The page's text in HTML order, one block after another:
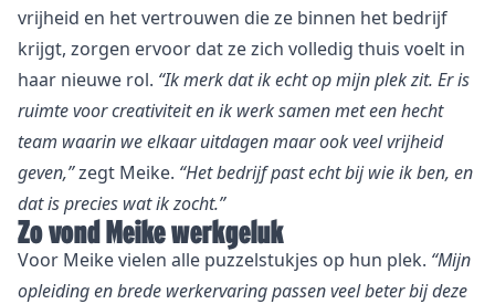
vrijheid en het vertrouwen die ze binnen het bedrijf
krijgt, zorgen ervoor dat ze zich volledig thuis voelt in
haar nieuwe rol. “Ik merk dat ik echt op mijn plek zit. Er is
ruimte voor creativiteit en ik werk samen met een hecht
team waarin we elkaar uitdagen maar ook veel vrijheid
geven,”zegt Meike. “Het bedrijf past echt bij wie ik ben, en
dat is precies wat ik zocht.”
Zo vond Meike werkgeluk
Voor Meike vielen alle puzzelstukjes op hun plek. “Mijn
opleiding en brede werkervaring passen veel beter bij deze